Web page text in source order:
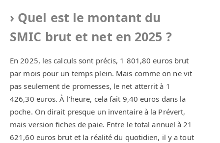
Quel est le montant du
SMIC brut et net en 2025 ?
En 2025, les calculs sont précis, 1 801,80 euros brut
par mois pour un temps plein. Mais comme on ne vit
pas seulement de promesses, le net atterrit à 1
426,30 euros. À l’heure, cela fait 9,40 euros dans la
poche. On dirait presque un inventaire à la Prévert,
mais version fiches de paie. Entre le total annuel à 21
621,60 euros brut et la réalité du quotidien, il y a tout